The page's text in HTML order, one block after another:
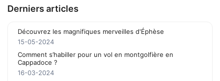
Derniers articles
Découvrez les magnifiques merveilles d'Éphèse
15-05-2024
Comment s’habiller pour un vol en montgolfière en
Cappadoce ?
16-03-2024